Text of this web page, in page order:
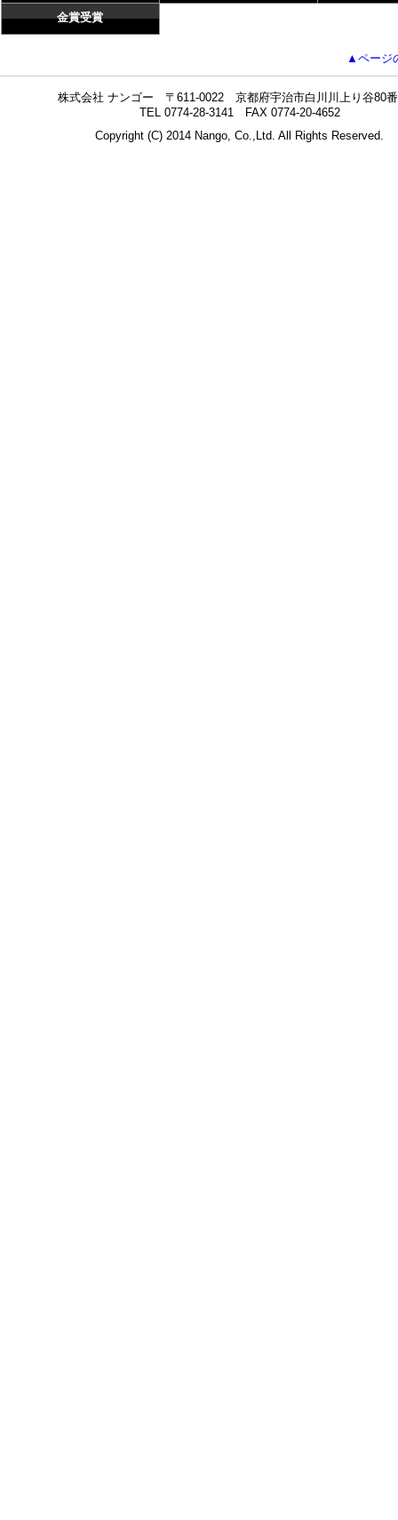
金賞受賞
▲ページ
株式会社 ナンゴー 〒611-0022 京都府宇治市白川川上り谷80
TEL 0774-28-3141 FAX 0774-20-4652
Copyright (C) 2014 Nango, Co.,Ltd. All Rights Reserved.